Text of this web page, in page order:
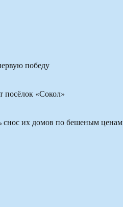
победу
посёлок «Сокол»
снос их домов по бешеным ценам